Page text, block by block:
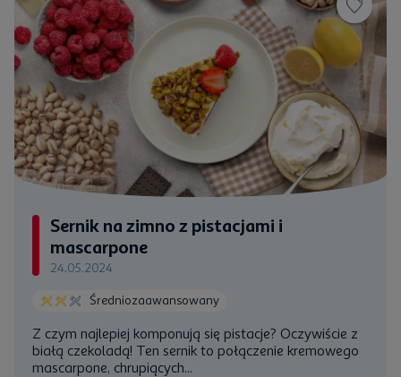
Sernik na zimno z pistacjami i
mascarpone
24.05.2024
Średniozaawansowany
Z czym najlepiej komponują się pistacje? Oczywiście z
białą czekoladą! Ten sernik to połączenie kremowego
mascarpone, chrupiących...